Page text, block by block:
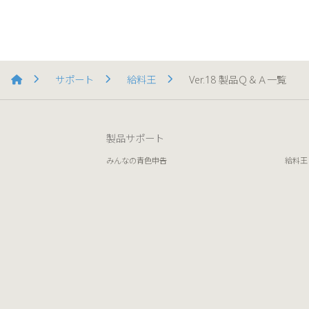
サポート 給料王 Ver.18 製品Ｑ＆Ａ一覧
製品サポート
みんなの青色申告 給料王